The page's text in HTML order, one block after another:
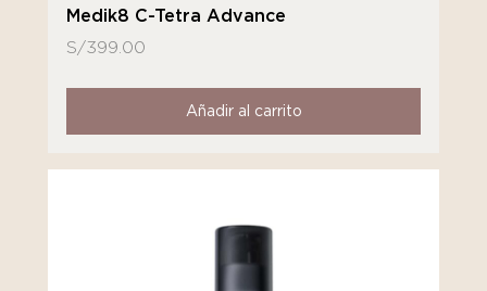
Medik8 C-Tetra Advance
S/399.00
Añadir al carrito